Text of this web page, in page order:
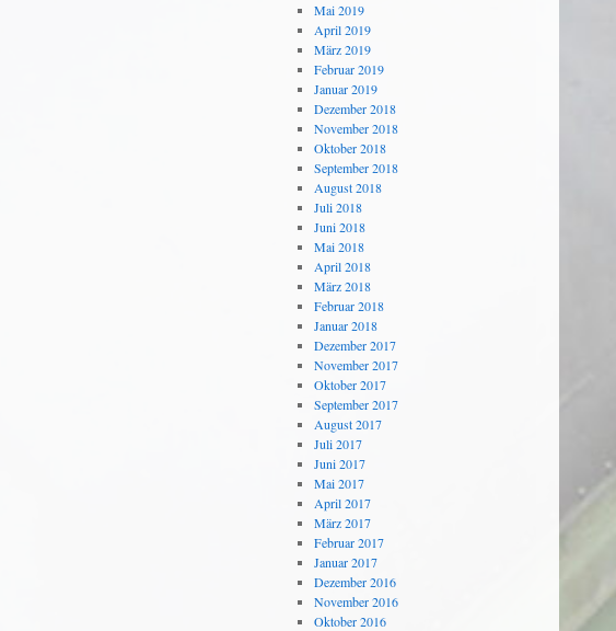
Mai 2019
April 2019
März 2019
Februar 2019
Januar 2019
Dezember 2018
November 2018
Oktober 2018
September 2018
August 2018
Juli 2018
Juni 2018
Mai 2018
April 2018
März 2018
Februar 2018
Januar 2018
Dezember 2017
November 2017
Oktober 2017
September 2017
August 2017
Juli 2017
Juni 2017
Mai 2017
April 2017
März 2017
Februar 2017
Januar 2017
Dezember 2016
November 2016
Oktober 2016